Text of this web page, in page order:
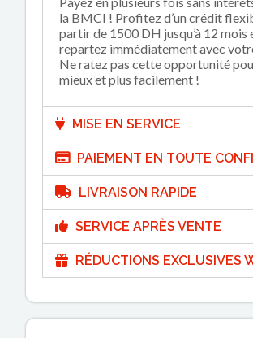
la BMCI ! Profitez d’un crédit
partir de 1500 DH jusqu’à 12 mois
repartez immédiatement avec
Ne ratez pas cette opportunité
mieux et plus facilement !
MISE EN SERVICE
PAIEMENT EN TOUTE
LIVRAISON RAPIDE
SERVICE APRÈS VENTE
RÉDUCTIONS EXCLUSIVES